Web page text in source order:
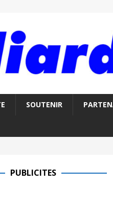
SOUTENIR
PUBLICITES